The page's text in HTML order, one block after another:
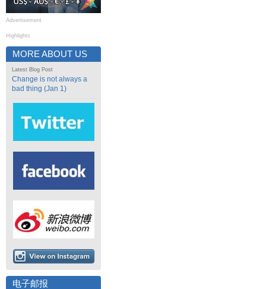
Advertisement
Highlights
MORE ABOUT US
Latest Blog Post
Change is not always a
bad thing (Jan 1)
电子邮报